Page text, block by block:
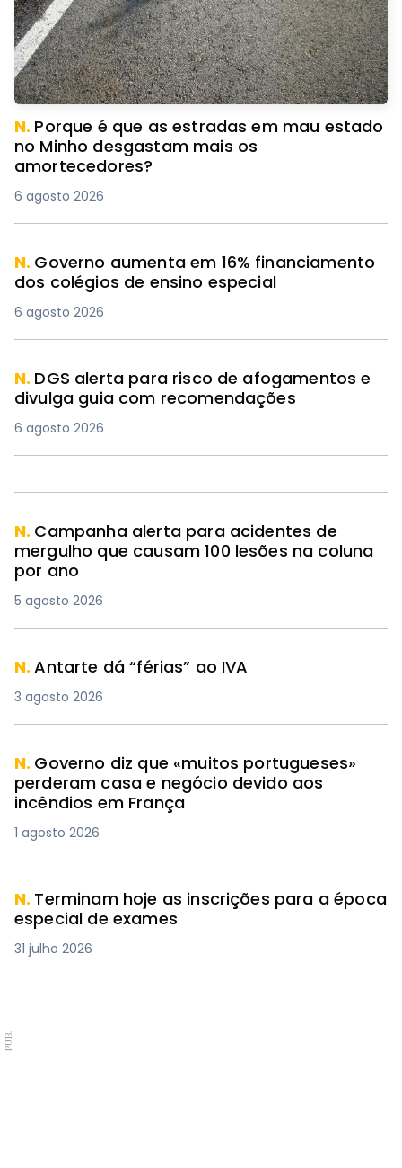
N. Porque é que as estradas em mau estado
no Minho desgastam mais os
amortecedores?
6 agosto 2026
N. Governo aumenta em 16% financiamento
dos colégios de ensino especial
6 agosto 2026
N. DGS alerta para risco de afogamentos e
divulga guia com recomendações
6 agosto 2026
N. Campanha alerta para acidentes de
mergulho que causam 100 lesões na coluna
por ano
5 agosto 2026
N.Antarte dá “férias” ao IVA
3 agosto 2026
N. Governo diz que «muitos portugueses»
perderam casa e negócio devido aos
incêndios em França
1 agosto 2026
N. Terminam hoje as inscrições para a época
especial de exames
31 julho 2026
PUB.